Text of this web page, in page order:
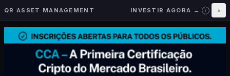
QR ASSET MANAGEMENT INVESTIR AGORA → i ×